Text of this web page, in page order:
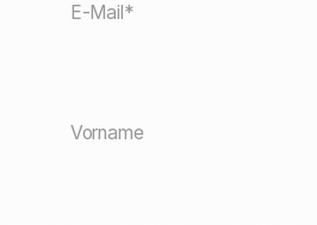
E-Mail*
Vorname